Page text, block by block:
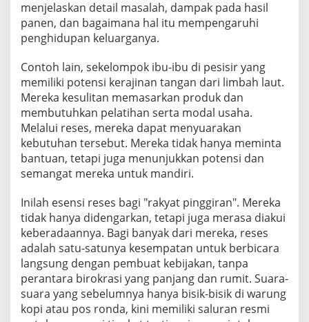
menjelaskan detail masalah, dampak pada hasil
panen, dan bagaimana hal itu mempengaruhi
penghidupan keluarganya.
Contoh lain, sekelompok ibu-ibu di pesisir yang
memiliki potensi kerajinan tangan dari limbah laut.
Mereka kesulitan memasarkan produk dan
membutuhkan pelatihan serta modal usaha.
Melalui reses, mereka dapat menyuarakan
kebutuhan tersebut. Mereka tidak hanya meminta
bantuan, tetapi juga menunjukkan potensi dan
semangat mereka untuk mandiri.
Inilah esensi reses bagi "rakyat pinggiran". Mereka
tidak hanya didengarkan, tetapi juga merasa diakui
keberadaannya. Bagi banyak dari mereka, reses
adalah satu-satunya kesempatan untuk berbicara
langsung dengan pembuat kebijakan, tanpa
perantara birokrasi yang panjang dan rumit. Suara-
suara yang sebelumnya hanya bisik-bisik di warung
kopi atau pos ronda, kini memiliki saluran resmi